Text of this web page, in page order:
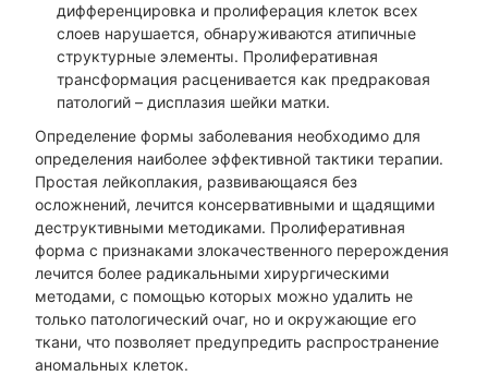
дифференцировка и пролиферация клеток всех
слоев нарушается, обнаруживаются атипичные
структурные элементы. Пролиферативная
трансформация расценивается как предраковая
патологий – дисплазия шейки матки.
Определение формы заболевания необходимо для
определения наиболее эффективной тактики терапии.
Простая лейкоплакия, развивающаяся без
осложнений, лечится консервативными и щадящими
деструктивными методиками. Пролиферативная
форма с признаками злокачественного перерождения
лечится более радикальными хирургическими
методами, с помощью которых можно удалить не
только патологический очаг, но и окружающие его
ткани, что позволяет предупредить распространение
аномальных клеток.